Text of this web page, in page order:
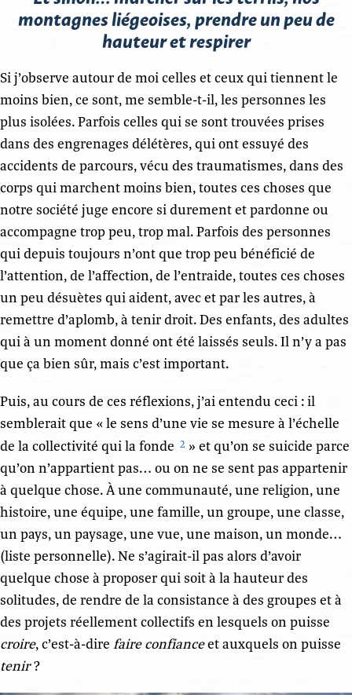
montagnes liégeoises, prendre un peu de
hauteur et respirer
Si j’observe autour de moi celles et ceux qui tiennent le
moins bien, ce sont, me semble-t-il, les personnes les
plus isolées. Parfois celles qui se sont trouvées prises
dans des engrenages délétères, qui ont essuyé des
accidents de parcours, vécu des traumatismes, dans des
corps qui marchent moins bien, toutes ces choses que
notre société juge encore si durement et pardonne ou
accompagne trop peu, trop mal. Parfois des personnes
qui depuis toujours n’ont que trop peu bénéficié de
l’attention, de l’affection, de l’entraide, toutes ces choses
un peu désuètes qui aident, avec et par les autres, à
remettre d’aplomb, à tenir droit. Des enfants, des adultes
qui à un moment donné ont été laissés seuls. Il n’y a pas
que ça bien sûr, mais c’est important.
Puis, au cours de ces réflexions, j’ai entendu ceci : il
semblerait que « le sens d’une vie se mesure à l’échelle
de la collectivité qui la fonde 2 » et qu’on se suicide parce
qu’on n’appartient pas… ou on ne se sent pas appartenir
à quelque chose. À une communauté, une religion, une
histoire, une équipe, une famille, un groupe, une classe,
un pays, un paysage, une vue, une maison, un monde…
(liste personnelle). Ne s’agirait-il pas alors d’avoir
quelque chose à proposer qui soit à la hauteur des
solitudes, de rendre de la consistance à des groupes et à
des projets réellement collectifs en lesquels on puisse
croire, c’est-à-dire faire confianceet auxquels on puisse
tenir?